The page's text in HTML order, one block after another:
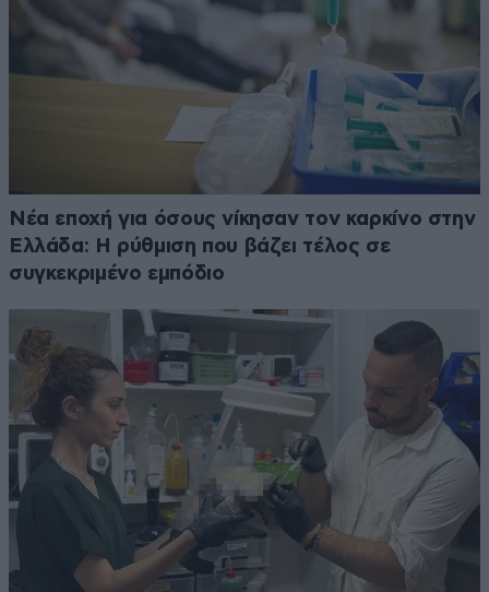
Νέα εποχή για όσους νίκησαν τον καρκίνο στην
Ελλάδα: Η ρύθμιση που βάζει τέλος σε
συγκεκριμένο εμπόδιο